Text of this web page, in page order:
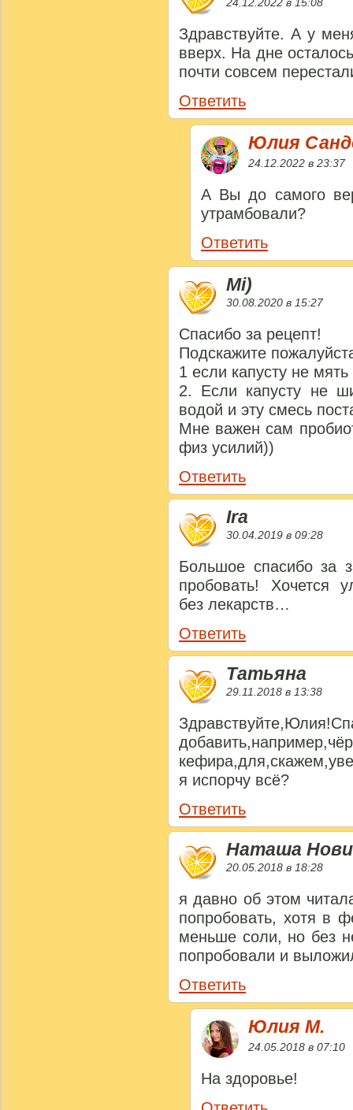
Здравствуйте. А у
вверх. На дне
почти совсем
Ответить
Юлия
24.12.2022 в 23:37
А Вы до самого
утрамбовали?
Ответить
Mi)
30.08.2020 в 15:27
Спасибо за рецепт!
Подскажите
1 если капусту не
2. Если капусту не
водой и эту смесь
Мне важен сам
физ усилий))
Ответить
Ira
30.04.2019 в 09:28
Большое спасибо за
пробовать! Хочется
без лекарств…
Ответить
Татьяна
29.11.2018 в 13:38
я испорчу всё?
Ответить
Наташа
20.05.2018 в 18:28
я давно об этом
попробовать, хотя в
меньше соли, но без
попробовали и
Ответить
Юлия M.
24.05.2018 в 07:10
На здоровье!